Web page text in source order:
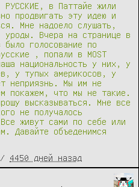
в Паттайе жили
продвигать эту идею и
Мне надоело слушать,
Вчера на странице в
было голосование по
, попали в MOST
национальность у них, у
у тупых америкосов, у
неприязнь. Мы им не
покажем, что мы не такие.
высказываться. Мне все
не получалось
живут сами по себе или
Давайте объеденимся
/ 4450 дней назад